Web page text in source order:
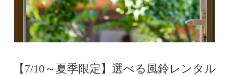
【7/10～夏季限定】選べる風鈴レンタル